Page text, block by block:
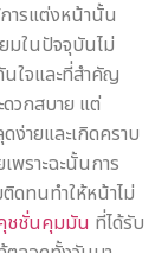
ารแต่งหน้านั้น
มในปัจจุบันไม่
นใจและที่สำคัญ
ดวกสบาย แต่
ง่ายและเกิดคราบ
พราะฉะนั้นการ
ดทนทำให้หน้าไม่
ชชั่นคุมมัน ที่ได้รับ